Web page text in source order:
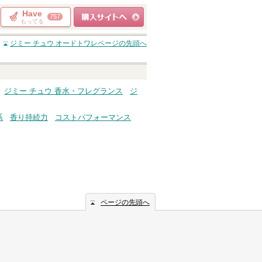
Have
もってる
757
ショッピングサイト
へ
ジミー チュウ オードトワレページの先頭へ
ジミー チュウ 香水・フレグランス
ジ
香り持続力
コストパフォーマンス
ページの先頭へ